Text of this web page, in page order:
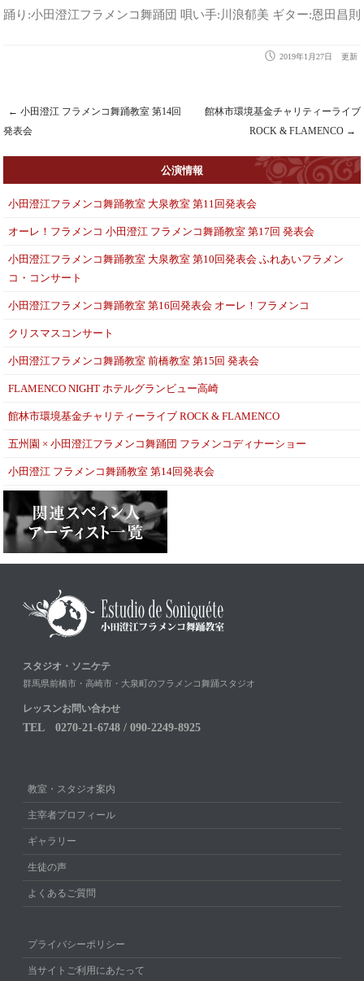
踊り:小田澄江フラメンコ舞踊団 唄い手:川浪郁美 ギター:恩田昌則
2019年1月27日 更新
Post navigation
← 小田澄江 フラメンコ舞踊教室 第14回
発表会
館林市環境基金チャリティーライブ
ROCK & FLAMENCO →
公演情報
小田澄江フラメンコ舞踊教室 大泉教室 第11回発表会
オーレ！フラメンコ 小田澄江 フラメンコ舞踊教室 第17回 発表会
小田澄江フラメンコ舞踊教室 大泉教室 第10回発表会 ふれあいフラメン
コ・コンサート
小田澄江フラメンコ舞踊教室 第16回発表会 オーレ！フラメンコ
クリスマスコンサート
小田澄江フラメンコ舞踊教室 前橋教室 第15回 発表会
FLAMENCO NIGHT ホテルグランビュー高崎
館林市環境基金チャリティーライブ ROCK & FLAMENCO
五州園 × 小田澄江フラメンコ舞踊団 フラメンコディナーショー
小田澄江 フラメンコ舞踊教室 第14回発表会
スタジオ・ソニケテ
群馬県前橋市・高崎市・大泉町のフラメンコ舞踊スタジオ
レッスンお問い合わせ
TEL 0270-21-6748 / 090-2249-8925
教室・スタジオ案内
主宰者プロフィール
ギャラリー
生徒の声
よくあるご質問
プライバシーポリシー
当サイトご利用にあたって